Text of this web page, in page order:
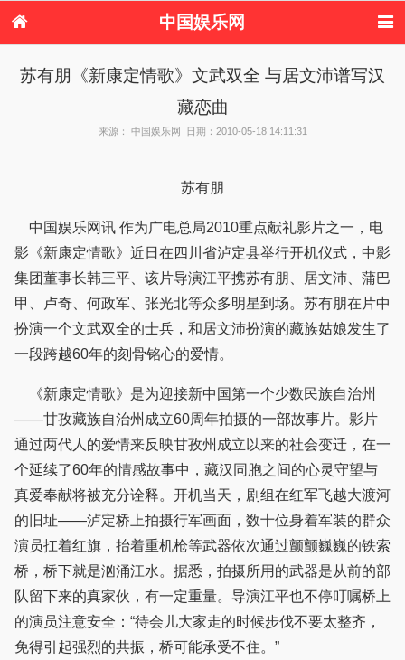
中国娱乐网
港台娱乐
日本娱乐 韩国娱乐
欧美娱乐
音乐新闻 影视新闻
港台明星八卦
日本韩国明星
欧美明星八卦
苏有朋《新康定情歌》文武双全 与居文沛谱写汉
藏恋曲
来源： 中国娱乐网 日期：2010-05-18 14:11:31
苏有朋
中国娱乐网讯 作为广电总局2010重点献礼影片之一，电
影《新康定情歌》近日在四川省泸定县举行开机仪式，中影
集团董事长韩三平、该片导演江平携苏有朋、居文沛、蒲巴
甲、卢奇、何政军、张光北等众多明星到场。苏有朋在片中
扮演一个文武双全的士兵，和居文沛扮演的藏族姑娘发生了
一段跨越60年的刻骨铭心的爱情。
《新康定情歌》是为迎接新中国第一个少数民族自治州
——甘孜藏族自治州成立60周年拍摄的一部故事片。影片
通过两代人的爱情来反映甘孜州成立以来的社会变迁，在一
个延续了60年的情感故事中，藏汉同胞之间的心灵守望与
真爱奉献将被充分诠释。开机当天，剧组在红军飞越大渡河
的旧址——泸定桥上拍摄行军画面，数十位身着军装的群众
演员扛着红旗，抬着重机枪等武器依次通过颤颤巍巍的铁索
桥，桥下就是汹涌江水。据悉，拍摄所用的武器是从前的部
队留下来的真家伙，有一定重量。导演江平也不停叮嘱桥上
的演员注意安全：“待会儿大家走的时候步伐不要太整齐，
免得引起强烈的共振，桥可能承受不住。”